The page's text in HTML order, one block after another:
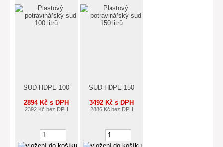
SUD-HDPE-100
2894 Kč s DPH
2392 Kč bez DPH
SUD-HDPE-150
3492 Kč s DPH
2886 Kč bez DPH